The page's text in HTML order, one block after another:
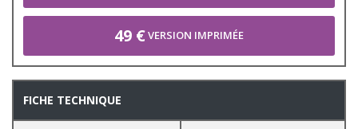
49 €VERSION IMPRIMÉE
FICHE TECHNIQUE